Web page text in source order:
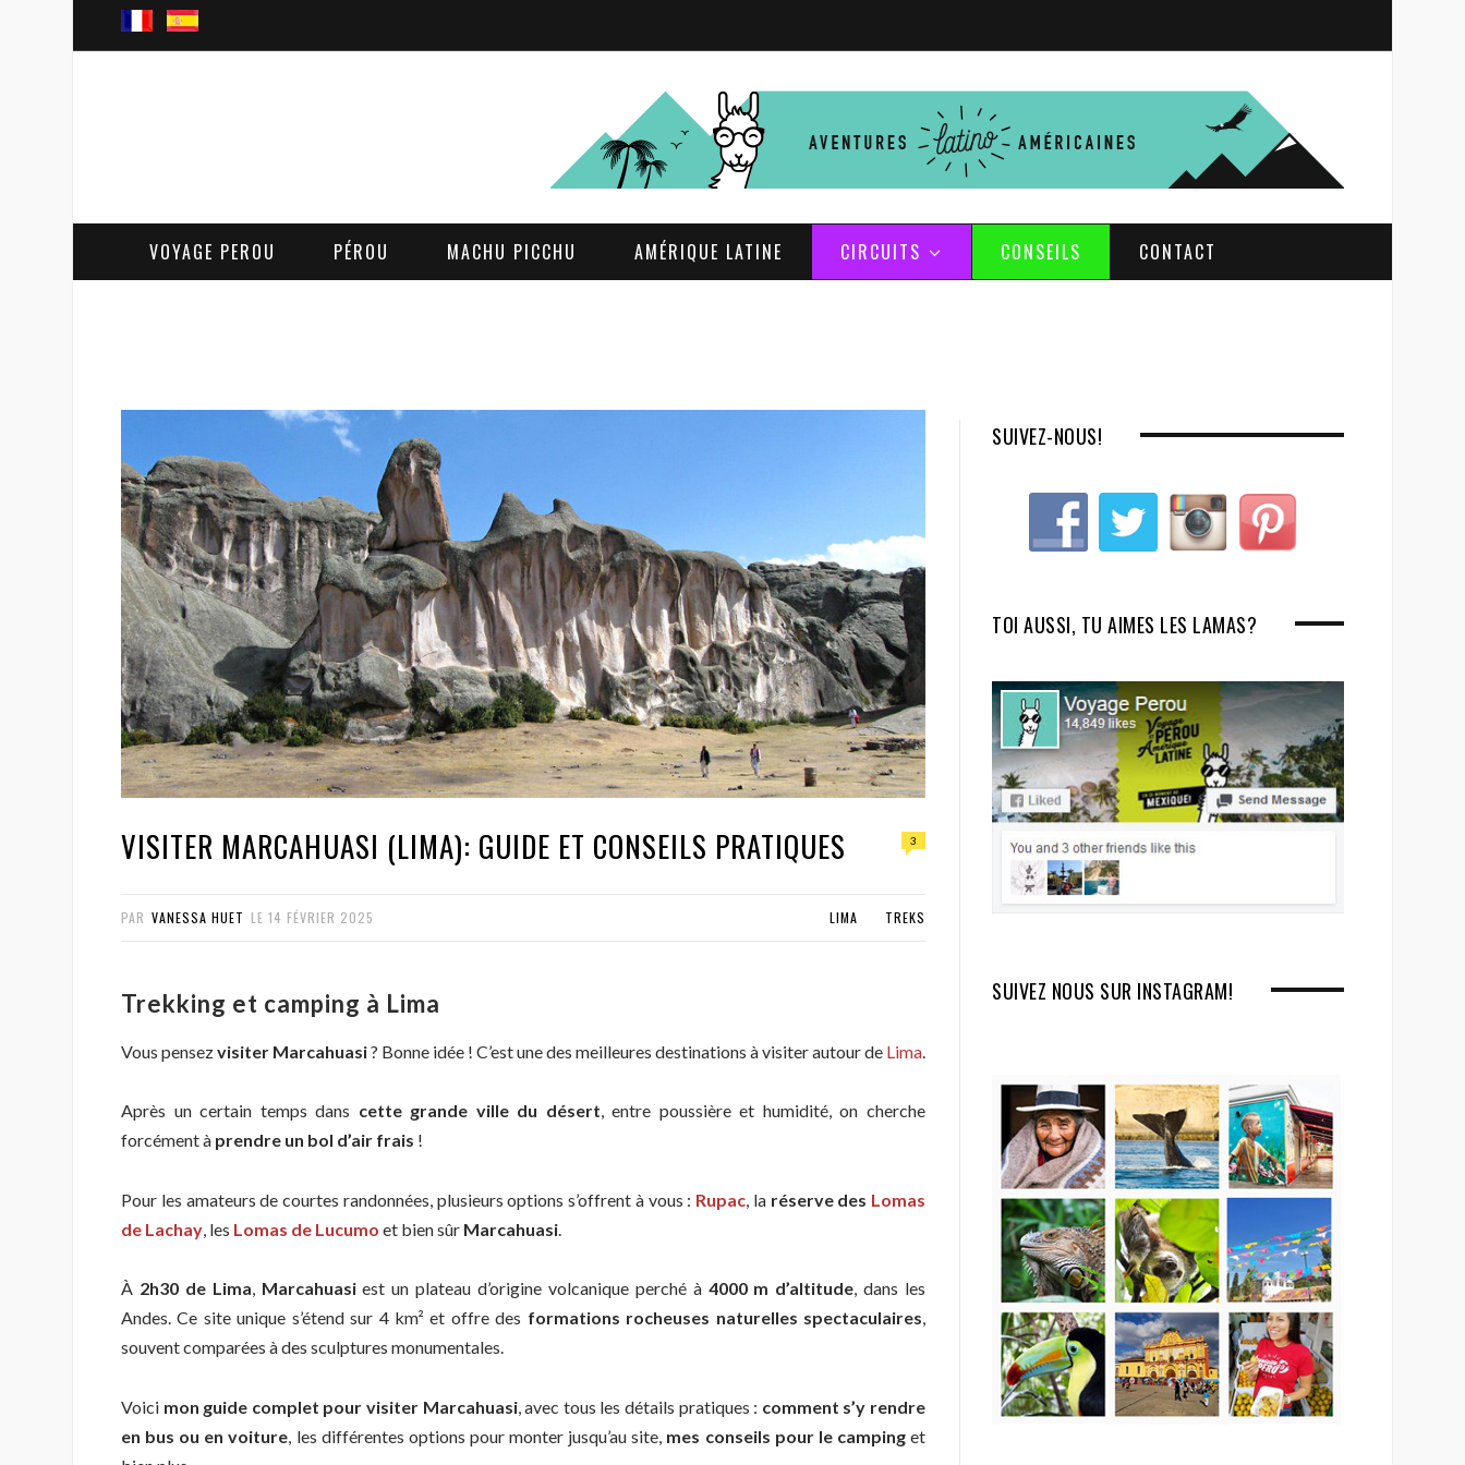
c
VOYAGE PEROU PÉROU MACHU PICCHU AMÉRIQUE LATINE CIRCUITS CONSEILS CONTACT
VISITER MARCAHUASI (LIMA): GUIDE ET CONSEILS PRATIQUES 3
PAR VANESSA HUET LE 14 FÉVRIER 2025 LIMA TREKS
Trekking et camping à Lima
Vous pensezvisiter Marcahuasi? Bonne idée ! C’est une des meilleures destinations à visiter autour de Lima.
Après un certain temps dans cette grande ville du désert, entre poussière et humidité, on cherche
forcément à prendre un bol d’air frais !
Pour les amateurs de courtes randonnées, plusieurs options s’offrent à vous : Rupac , la réserve des Lomas
de Lachay , les Lomas de Lucumo et bien sûr Marcahuasi
À 2h30 de Lima, Marcahuasiest un plateau d’origine volcanique perché à 4000 m d’altitude, dans les
Andes. Ce site unique s’étend sur 4 km² et offre des formations rocheuses naturelles spectaculaires,
souvent comparées à des sculptures monumentales.
Voici mon guide complet pour visiter Marcahuasi, avec tous les détails pratiques : comment s’y rendre
en bus ou en voiture , les différentes options pour monter jusqu’au site, mes conseils pour le campinget
SUIVEZ-NOUS!
TOI AUSSI, TU AIMES LES LAMAS?
SUIVEZ NOUS SUR INSTAGRAM!